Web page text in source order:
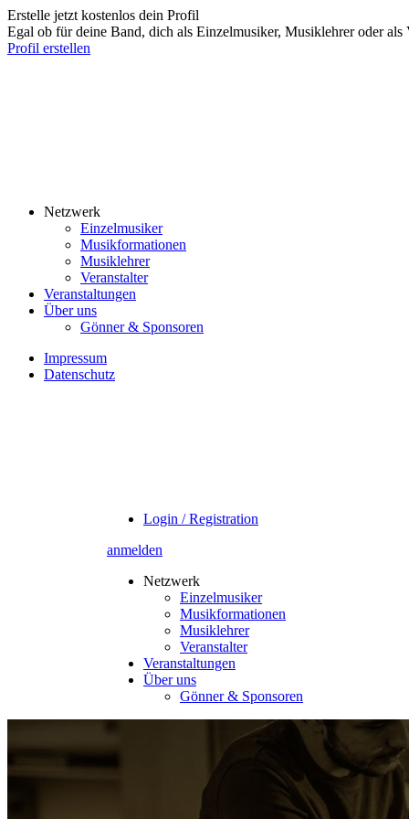
Erstelle jetzt kostenlos dein Profil
Egal ob für deine Band, dich als Einzelmusiker, Musiklehrer oder
Profil erstellen
Netzwerk
Einzelmusiker
Musikformationen
Musiklehrer
Veranstalter
Veranstaltungen
Über uns
Gönner & Sponsoren
Impressum
Datenschutz
Login / Registration
anmelden
Netzwerk
Einzelmusiker
Musikformationen
Musiklehrer
Veranstalter
Veranstaltungen
Über uns
Gönner & Sponsoren